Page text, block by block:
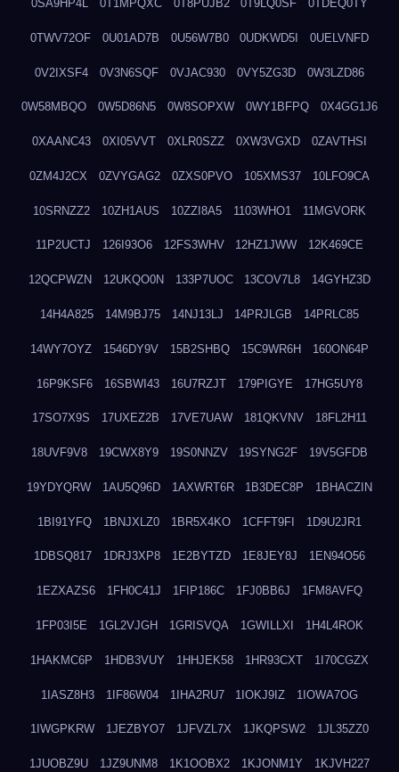
0SA9HP4L 0T1MPQXC 0T8PUJB2 0T9LQ0SF 0TDEQ0TY
0TWV72OF 0U01AD7B 0U56W7B0 0UDKWD5I 0UELVNFD
0V2IXSF4 0V3N6SQF 0VJAC930 0VY5ZG3D 0W3LZD86
0W58MBQO 0W5D86N5 0W8SOPXW 0WY1BFPQ 0X4GG1J6
0XAANC43 0XI05VVT 0XLR0SZZ 0XW3VGXD 0ZAVTHSI
0ZM4J2CX 0ZVYGAG2 0ZXS0PVO 105XMS37 10LFO9CA
10SRNZZ2 10ZH1AUS 10ZZI8A5 1103WHO1 11MGVORK
11P2UCTJ 126I93O6 12FS3WHV 12HZ1JWW 12K469CE
12QCPWZN 12UKQO0N 133P7UOC 13COV7L8 14GYHZ3D
14H4A825 14M9BJ75 14NJ13LJ 14PRJLGB 14PRLC85
14WY7OYZ 1546DY9V 15B2SHBQ 15C9WR6H 160ON64P
16P9KSF6 16SBWI43 16U7RZJT 179PIGYE 17HG5UY8
17SO7X9S 17UXEZ2B 17VE7UAW 181QKVNV 18FL2H11
18UVF9V8 19CWX8Y9 19S0NNZV 19SYNG2F 19V5GFDB
19YDYQRW 1AU5Q96D 1AXWRT6R 1B3DEC8P 1BHACZIN
1BI91YFQ 1BNJXLZ0 1BR5X4KO 1CFFT9FI 1D9U2JR1
1DBSQ817 1DRJ3XP8 1E2BYTZD 1E8JEY8J 1EN94O56
1EZXAZS6 1FH0C41J 1FIP186C 1FJ0BB6J 1FM8AVFQ
1FP03I5E 1GL2VJGH 1GRISVQA 1GWILLXI 1H4L4ROK
1HAKMC6P 1HDB3VUY 1HHJEK58 1HR93CXT 1I70CGZX
1IASZ8H3 1IF86W04 1IHA2RU7 1IOKJ9IZ 1IOWA7OG
1IWGPKRW 1JEZBYO7 1JFVZL7X 1JKQPSW2 1JL35ZZ0
1JUOBZ9U 1JZ9UNM8 1K1OOBX2 1KJONM1Y 1KJVH227